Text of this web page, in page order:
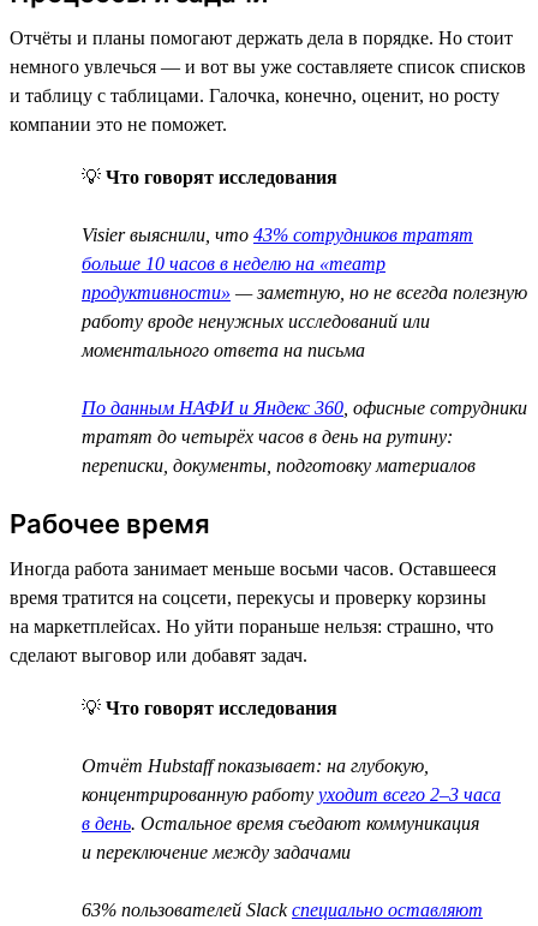
Отчёты и планы помогают держать дела в порядке. Но стоит
немного увлечься — и вот вы уже составляете список списков
и таблицу с таблицами. Галочка, конечно, оценит, но росту
компании это не поможет.
💡 Что говорят исследования
Visier выяснили, что 43% сотрудников тратят
больше 10 часов в неделю на «театр
продуктивности» — заметную, но не всегда полезную
работу вроде ненужных исследований или
моментального ответа на письма
По данным НАФИ и Яндекс 360 , офисные сотрудники
тратят до четырёх часов в день на рутину:
переписки, документы, подготовку материалов
Рабочее время
Иногда работа занимает меньше восьми часов. Оставшееся
время тратится на соцсети, перекусы и проверку корзины
на маркетплейсах. Но уйти пораньше нельзя: страшно, что
сделают выговор или добавят задач.
💡 Что говорят исследования
Отчёт Hubstaff показывает: на глубокую,
концентрированную работу уходит всего 2–3 часа
в день. Остальное время съедают коммуникация
и переключение между задачами
63% пользователей Slackспециально оставляют